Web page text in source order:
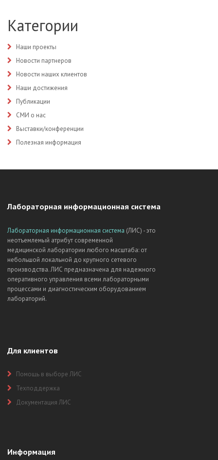
Категории
Наши проекты
Новости партнеров
Новости наших клиентов
Наши достижения
Публикации
СМИ о нас
Выставки/конференции
Полезная информация
Лабораторная информационная система
Лабораторная информационная система (ЛИС) - это
неотъемлемый атрибут современной
медицинской лаборатории любого масштаба: от
небольшой локальной до крупного сетевого
производства. ЛИС предназначена для надежного
оперативного управления всеми лабораторными
процессами и диагностическим оборудованием
лабораторий.
Для клиентов
Помощь в выборе ЛИС
Техподдержка
Документация ЛИС
Информация